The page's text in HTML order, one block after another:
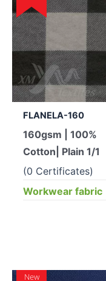
FLANELA-160
160gsm | 100%
Cotton| Plain 1/1
(0 Certificates)
Workwear fabric
New